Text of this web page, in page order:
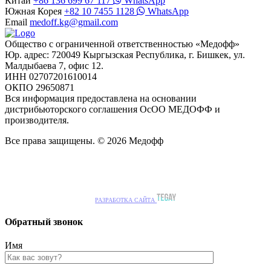
Южная Корея +82 10 7455 1128
WhatsApp
Email medoff.kg@gmail.com
Общество с ограниченной ответственностью «Медофф»
Юр. адрес: 720049 Кыргызская Республика, г. Бишкек, ул.
Малдыбаева 7, офис 12.
ИНН 02707201610014
ОКПО 29650871
Вся информация предоставлена на основании
дистрибьюторского соглашения ОсОО МЕДОФФ и
производителя.
Все права защищены. © 2026 Медофф
РАЗРАБОТКА САЙТА
Обратный звонок
Имя